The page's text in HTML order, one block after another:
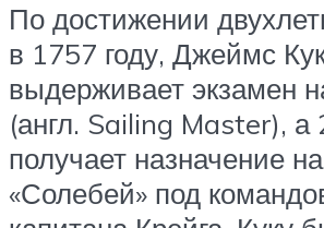
По достижении
в 1757 году, Джеймс
выдерживает экзамен
(англ. Sailing Master), а
получает назначение
«Солебей» под